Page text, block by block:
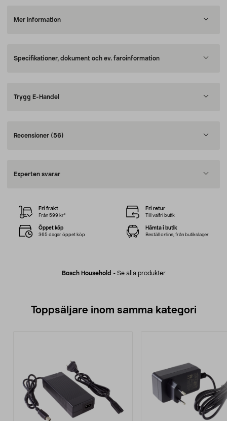
Mer information
Specifikationer, dokument och ev. faroinformation
Trygg E-Handel
Recensioner (56)
Experten svarar
Bosch Household - Se alla produkter
Fri frakt
Från 599 kr*
Fri retur
Till valfri butik
Öppet köp
365 dagar öppet köp
Hämta i butik
Beställ online, från butikslager
Toppsäljare inom samma kategori